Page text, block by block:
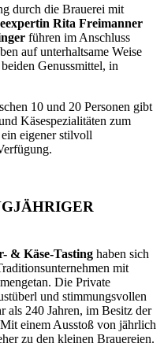
durch die Brauerei mit
Rita Freimanner
führen im Anschluss
auf unterhaltsame Weise
Genussmittel, in
10 und 20 Personen gibt
Käsespezialitäten zum
eigener stilvoll
& Käse-Tasting haben sich
mit
Die Private
und stimmungsvollen
als 240 Jahren, im Besitz der
einem Ausstoß von jährlich
zu den kleinen Brauereien.